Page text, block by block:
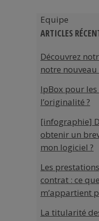
Equipe
ARTICLES
Découvrez
notre
IpBox pour
l’originalité ?
[infographie]
obtenir un
mon logiciel ?
Les
contrat : ce
m’appartient
La titularité